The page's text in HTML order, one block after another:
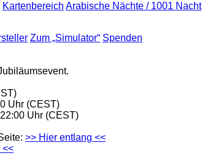
Kartenbereich Arabische Nächte / 1001 Nacht
Zum „Simulator“ Spenden
Uhr (CEST)
Uhr (CEST)
>> Hier entlang <<
<<